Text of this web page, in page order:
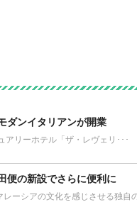
ダンイタリアンが開業
リーホテル「ザ・レヴェリ･･･
便の新設でさらに便利に
ーシアの文化を感じさせる独自